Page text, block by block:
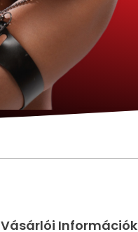
Vásárlói Információk